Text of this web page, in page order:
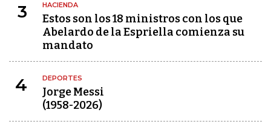
3 HACIENDA
Estos son los 18 ministros con los que
Abelardo de la Espriella comienza su
mandato
4 DEPORTES
Jorge Messi
(1958-2026)